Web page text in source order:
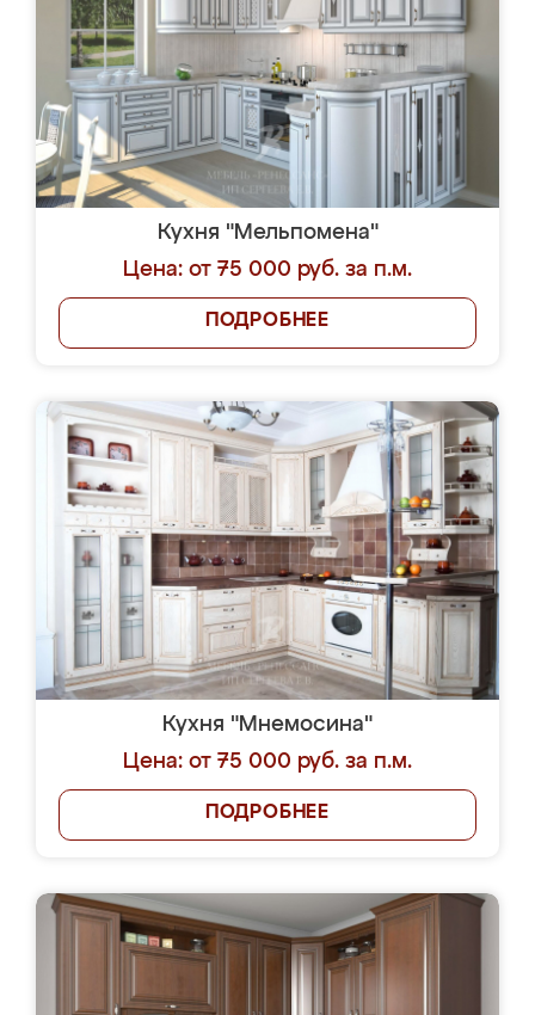
Кухня "Мельпомена"
Цена: от 75 000 руб. за п.м.
ПОДРОБНЕЕ
Кухня "Мнемосина"
Цена: от 75 000 руб. за п.м.
ПОДРОБНЕЕ